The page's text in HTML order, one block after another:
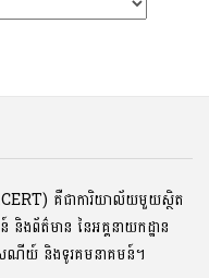
គឺជាការិយាល័យមួយស្ថិត
និងព័ត៌មាន នៃអគ្គនាយកដ្ឋាន
សណីយ៍ និងទូរគមនាគមន៍។